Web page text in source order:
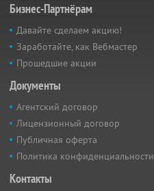
Бизнес-Партнёрам
Давайте сделаем акцию!
Заработайте, как Вебмастер
Прошедшие акции
Документы
Агентский договор
Лицензионный договор
Публичная оферта
Политика конфиденциальности
Контакты